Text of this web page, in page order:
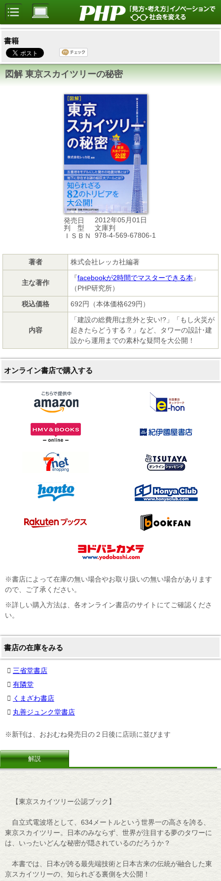
書籍
図解 東京スカイツリーの秘密
発売日
2012年05月01日
判 型
文庫判
ＩＳＢＮ
978-4-569-67806-1
著者 株式会社レッカ社編著
主な著作
『facebookが2時間でマスターできる本 』
（PHP研究所）
税込価格
692円（本体価格629円）
内容
「建設の総費用は意外と安い!?」「もし火災が
起きたらどうする？」など、タワーの設計･建
設から運用までの素朴な疑問を大公開！
オンライン書店で購入する
※書店によって在庫の無い場合やお取り扱いの無い場合があります
ので、ご了承ください。
※詳しい購入方法は、各オンライン書店のサイトにてご確認くださ
い。
書店の在庫をみる
三省堂書店
有隣堂
くまざわ書店
丸善ジュンク堂書店
※新刊は、おおむね発売日の２日後に店頭に並びます
解説
【東京スカイツリー公認ブック】
自立式電波塔として、634メートルという世界一の高さを誇る、
東京スカイツリー。日本のみならず、世界が注目する夢のタワーに
は、いったいどんな秘密が隠されているのだろうか？
本書では、日本が誇る最先端技術と日本古来の伝統が融合した東
京スカイツリーの、知られざる裏側を大公開！